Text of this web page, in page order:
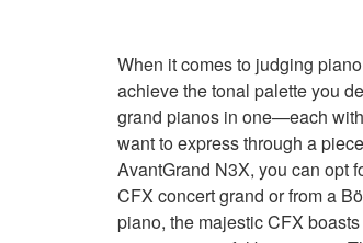
When it comes to judging
achieve the tonal palette you
grand pianos in one—each
want to express through a
AvantGrand N3X, you can opt
CFX concert grand or from a
piano, the majestic CFX